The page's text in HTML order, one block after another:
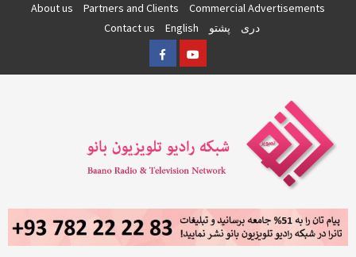
About us Partners and Clients
Commercial Advertisements
Contact us
English پشتو
دری
FacebookYouTube